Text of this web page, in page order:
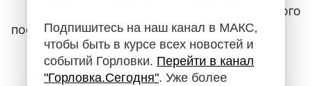
Суббота 4-й седмицы Великого
поста
АПРЕЛЬ
Подпишитесь на наш канал в МАКС,
чтобы быть в курсе всех новостей и
событий Горловки. Перейти в канал
"Горловка.Сегодня". Уже более